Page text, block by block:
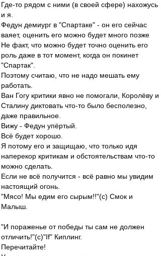
Где-то рядом с ними (в своей сфере) нахожусь
и я.
Федун демиург в "Спартаке" - он его сейчас
ваяет, оценить его можно будет много позже
Не факт, что можно будет точно оценить его
роль даже в тот момент, когда он покинет
"Спартак".
Поэтому считаю, что не надо мешать ему
работать.
Ван Гогу критики явно не помогали, Королёву и
Сталину диктовать что-то было бесполезно,
даже правильное.
Вижу - Федун упёртый.
Всё будет хорошо.
Я потому его и защищаю, что только идя
наперекор критикам и обстоятельствам что-то
можно сделать.
Если не всё получится - всё равно мы увидим
настоящий огонь.
"Мясо! Мы едим его сырым!!"(с) Смок и
Малыш.
"И пораженье от победы ты сам не должен
отличить!"(с)"If" Киплинг.
Перечитайте!